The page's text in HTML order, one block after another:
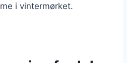
i vintermørket.